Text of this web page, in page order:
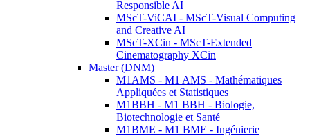
Responsible AI
MScT-ViCAI - MScT-Visual Computing
and Creative AI
MScT-XCin - MScT-Extended
Cinematography XCin
Master (DNM)
M1AMS - M1 AMS - Mathématiques
Appliquées et Statistiques
M1BBH - M1 BBH - Biologie,
Biotechnologie et Santé
M1BME - M1 BME - Ingénierie